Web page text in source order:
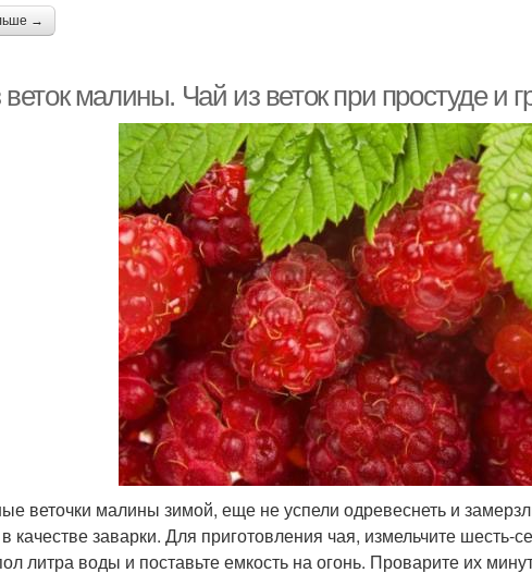
→
малины. Чай из веток при простуде и
веточки малины зимой, еще не успели одревеснеть и
качестве заварки. Для приготовления чая, измельчите шесть-
литра воды и поставьте емкость на огонь. Проварите их